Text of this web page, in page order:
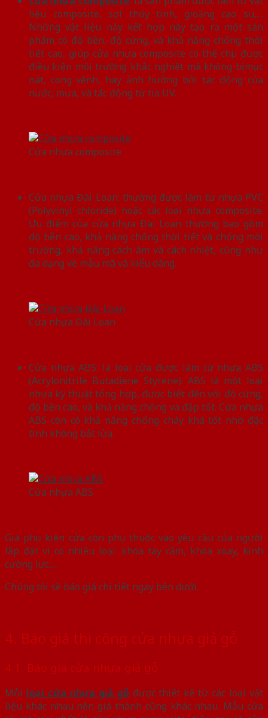
liệu composite, sợi thủy tinh, gioăng cao su,…
Những vật liệu này kết hợp này tạo ra một sản
phẩm có độ bền, độ cứng, và khả năng chống thời
tiết cao, giúp cửa nhựa composite có thể chịu được
điều kiện môi trường khắc nghiệt mà không bị mục
nát, cong vênh, hay ảnh hưởng bởi tác động của
nước, mưa, và tác động từ tia UV.
Cửa nhựa composite
Cửa nhựa Đài Loan: thường được làm từ nhựa PVC
(Polyvinyl chloride) hoặc các loại nhựa composite.
Ưu điểm của cửa nhựa Đài Loan thường bao gồm
độ bền cao, khả năng chống thời tiết và chống môi
trường, khả năng cách âm và cách nhiệt, cũng như
đa dạng về mẫu mã và kiểu dáng.
Cửa nhựa Đài Loan
Cửa nhựa ABS: là loại cửa được làm từ nhựa ABS
(Acrylonitrile Butadiene Styrene). ABS là một loại
nhựa kỹ thuật tổng hợp, được biết đến với độ cứng,
độ bền cao, và khả năng chống va đập tốt. Cửa nhựa
ABS còn có khả năng chống cháy khá tốt nhờ đặc
tính không bắt lửa.
Cửa nhựa ABS
Giá phụ kiện cửa còn phụ thuộc vào yêu cầu của người
lắp đặt vì có nhiều loại: khóa tay cầm, khóa xoay, kính
cường lực,…
Chúng tôi sẽ báo giá chi tiết ngay bên dưới.
4. Báo giá thi công cửa nhựa giả gỗ
4.1. Báo giá cửa nhựa giả gỗ
Mỗi loại cửa nhựa giả gỗđược thiết kế từ các loại vật
liệu khác nhau nên giá thành cũng khác nhau. Mẫu cửa